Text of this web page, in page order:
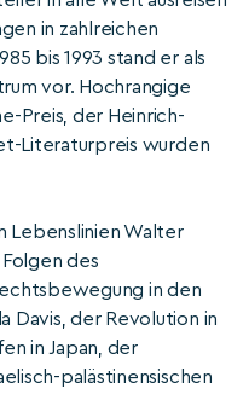
in zahlreichen
bis 1993 stand er als
vor. Hochrangige
Preis, der Heinrich-
Literaturpreis wurden
Lebenslinien Walter
des
in den
Davis, der Revolution in
in Japan, der
palästinensischen